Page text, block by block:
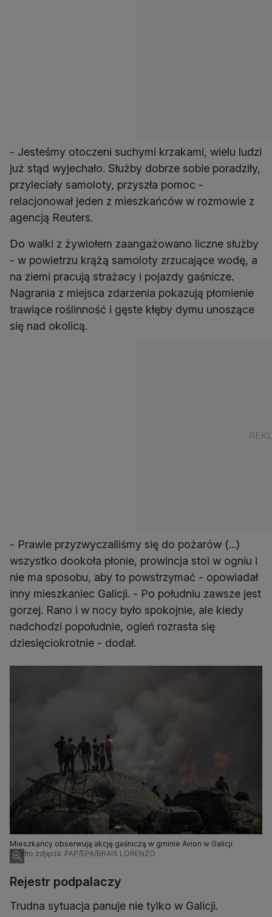
- Jesteśmy otoczeni suchymi krzakami, wielu ludzi
już stąd wyjechało. Służby dobrze sobie poradziły,
przyleciały samoloty, przyszła pomoc -
relacjonował jeden z mieszkańców w rozmowie z
agencją Reuters.
Do walki z żywiołem zaangażowano liczne służby
- w powietrzu krążą samoloty zrzucające wodę, a
na ziemi pracują strażacy i pojazdy gaśnicze.
Nagrania z miejsca zdarzenia pokazują płomienie
trawiące roślinność i gęste kłęby dymu unoszące
się nad okolicą.
- Prawie przyzwyczailiśmy się do pożarów (...)
wszystko dookoła płonie, prowincja stoi w ogniu i
nie ma sposobu, aby to powstrzymać - opowiadał
inny mieszkaniec Galicji. - Po południu zawsze jest
gorzej. Rano i w nocy było spokojnie, ale kiedy
nadchodzi popołudnie, ogień rozrasta się
dziesięciokrotnie - dodał.
Mieszkańcy obserwują akcję gaśniczą w gminie Avion w Galicji
Źródło zdjęcia: PAP/EPA/BRAIS LORENZO
Rejestr podpalaczy
Trudna sytuacja panuje nie tylko w Galicji.